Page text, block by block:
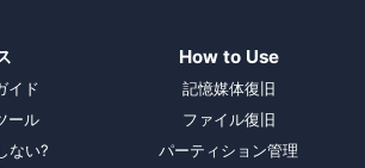
イド
ール
ない?
How to Use
記憶媒体復旧
ファイル復旧
パーティション管理